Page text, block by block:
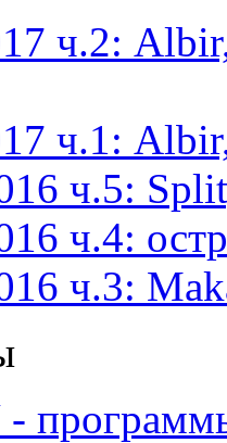
ч.2:
ч.1:
ч.5:
ч.4:
ч.3: